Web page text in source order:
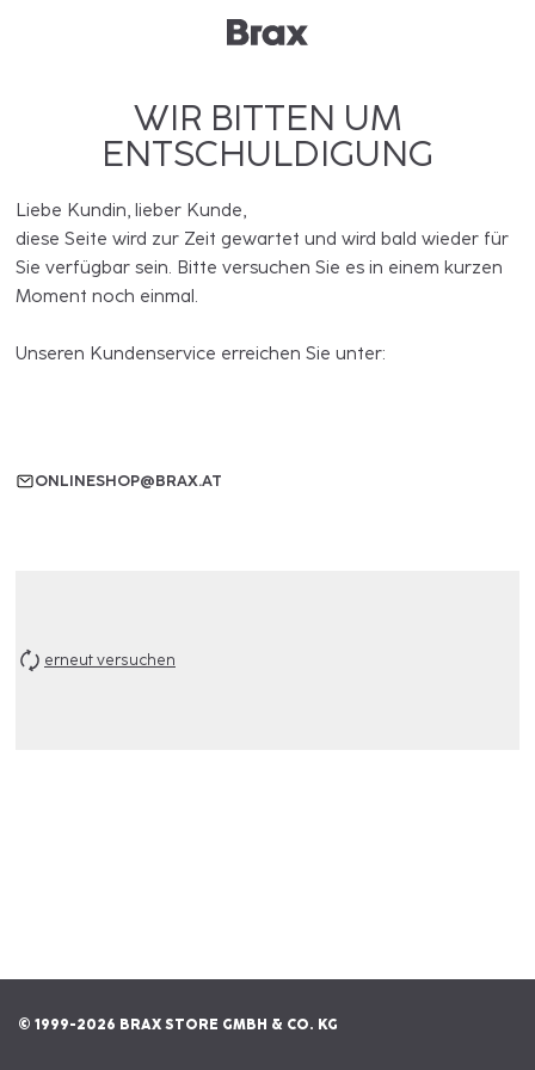
WIR BITTEN UM
ENTSCHULDIGUNG
Liebe Kundin, lieber Kunde,
diese Seite wird zur Zeit gewartet und wird bald wieder für
Sie verfügbar sein. Bitte versuchen Sie es in einem kurzen
Moment noch einmal.
Unseren Kundenservice erreichen Sie unter:
ONLINESHOP@BRAX.AT
erneut versuchen
© 1999-2026 BRAX STORE GMBH & CO. KG